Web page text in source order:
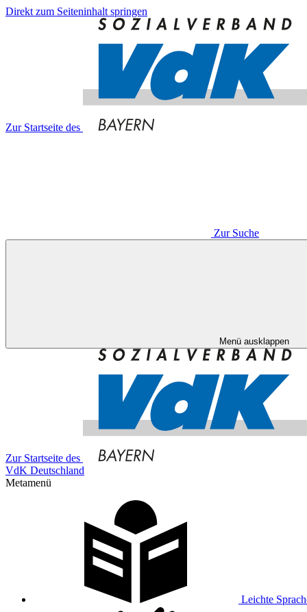
Direkt zum Seiteninhalt springen
Zur Startseite des
Zur Suche
Menü ausklappen
Zur Startseite des
VdK Deutschland
Metamenü
Leichte